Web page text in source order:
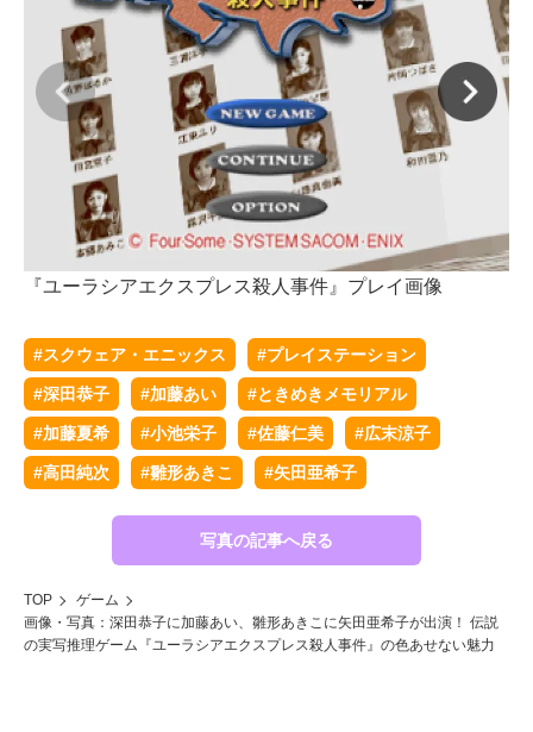
『ユーラシアエクスプレス殺人事件』プレイ画像
#スクウェア・エニックス #プレイステーション
#深田恭子 #加藤あい #ときめきメモリアル
#加藤夏希 #小池栄子 #佐藤仁美 #広末涼子
#高田純次 #雛形あきこ #矢田亜希子
写真の記事へ戻る
TOP
ゲーム
画像・写真：深田恭子に加藤あい、雛形あきこに矢田亜希子が出演！ 伝説
の実写推理ゲーム『ユーラシアエクスプレス殺人事件』の色あせない魅力